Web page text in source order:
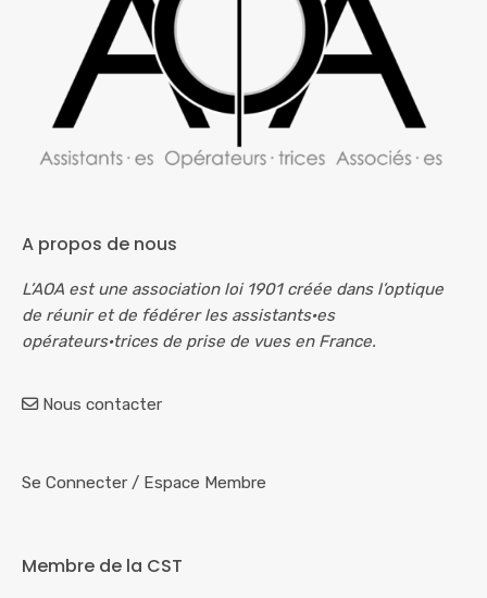
A propos de nous
L’AOA est une association loi 1901 créée dans l’optique
de réunir et de fédérer les assistants·es
opérateurs·trices de prise de vues en France.
Nous contacter
Se Connecter / Espace Membre
Membre de la CST